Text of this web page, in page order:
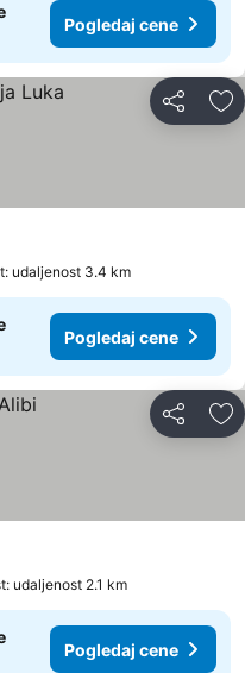
Pogledaj cene
Deli
udaljenost 3.4 km
Pogledaj cene
Deli
udaljenost 2.1 km
Pogledaj cene